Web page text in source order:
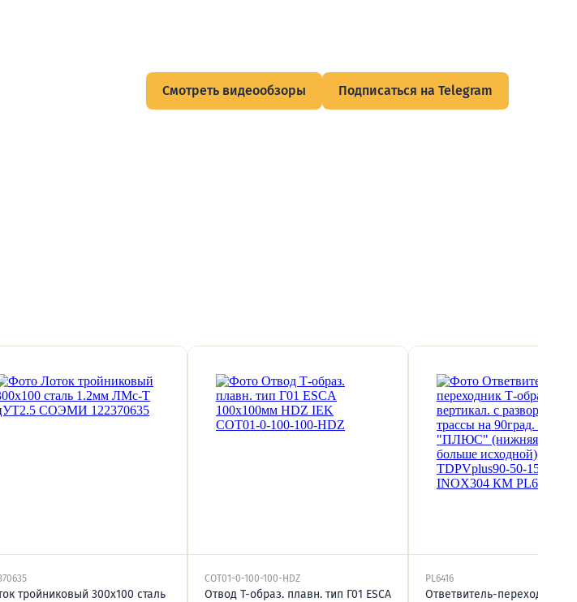
Смотреть видеообзоры Подписаться на Telegram
тройниковый 300х100 сталь
COT01-0-100-100-HDZ
Отвод Т-образ. плавн. тип Г01 ESCA
PL6416
Ответвитель-переходник Т-